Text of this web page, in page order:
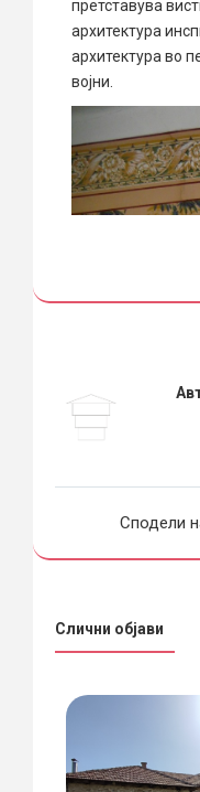
претставува
архитектура
архитектура во
војни.
Сподели
Слични објави